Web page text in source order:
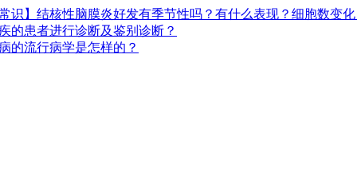
常识】结核性脑膜炎好发有季节性吗？有什么表现？细胞数变
的患者进行诊断及鉴别诊断？
的流行病学是怎样的？